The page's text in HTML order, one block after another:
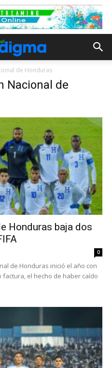
de Honduras
Nacional de
Honduras baja dos
0
de Honduras inició el año con
el hecho de haber caído